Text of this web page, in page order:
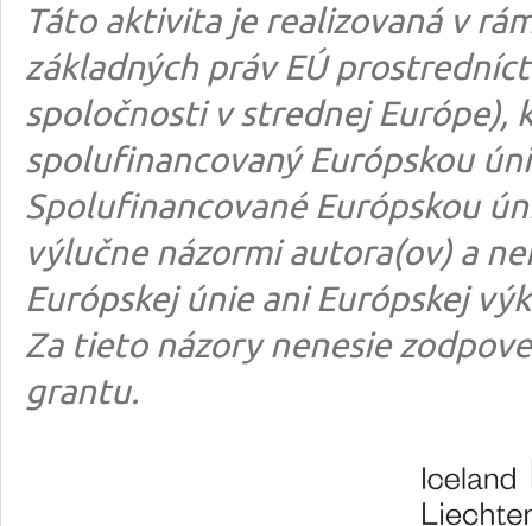
Táto aktivita je realizovaná v
základných práv EÚ
spoločnosti v strednej Európe),
spolufinancovaný Európskou
Spolufinancované Európskou
výlučne názormi autora(ov) a
Európskej únie ani Európskej
Za tieto názory nenesie
grantu.